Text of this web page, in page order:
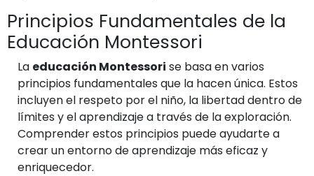
Principios Fundamentales de la
Educación Montessori
La educación Montessori se basa en varios
principios fundamentales que la hacen única. Estos
incluyen el respeto por el niño, la libertad dentro de
límites y el aprendizaje a través de la exploración.
Comprender estos principios puede ayudarte a
crear un entorno de aprendizaje más eficaz y
enriquecedor.